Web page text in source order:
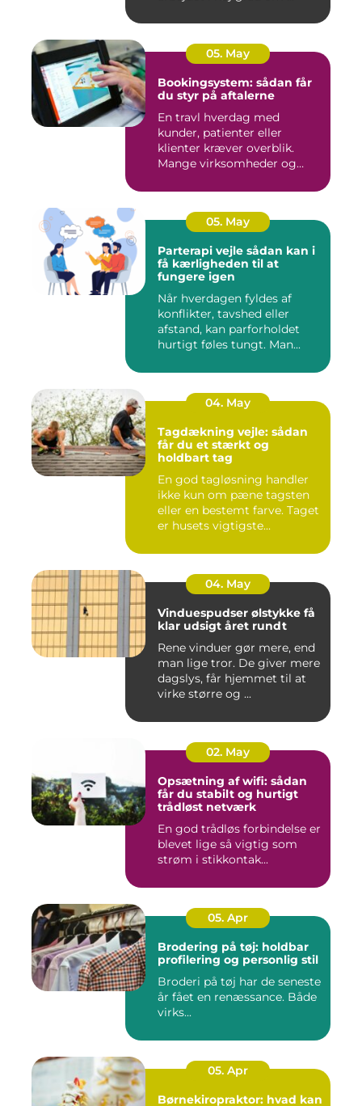
05. May
Bookingsystem: sådan får
du styr på aftalerne
En travl hverdag med
kunder, patienter eller
klienter kræver overblik.
Mange virksomheder og
05. May
Parterapi vejle sådan kan i
få kærligheden til at
fungere igen
Når hverdagen fyldes af
konflikter, tavshed eller
afstand, kan parforholdet
hurtigt føles tungt. Man...
04. May
Tagdækning vejle: sådan
får du et stærkt og
holdbart tag
En god tagløsning handler
ikke kun om pæne tagsten
eller en bestemt farve. Taget
er husets vigtigste...
04. May
Vinduespudser ølstykke få
klar udsigt året rundt
Rene vinduer gør mere, end
man lige tror. De giver mere
dagslys, får hjemmet til at
virke større og ...
02. May
Opsætning af wifi: sådan
får du stabilt og hurtigt
trådløst netværk
En god trådløs forbindelse er
blevet lige så vigtig som
strøm i stikkontak...
05. Apr
Brodering på tøj: holdbar
profilering og personlig stil
Broderi på tøj har de seneste
år fået en renæssance. Både
virks...
05. Apr
Børnekiropraktor: hvad kan